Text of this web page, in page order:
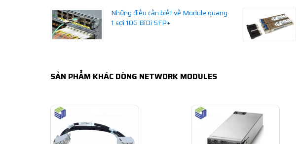
Những điều cần biết về Module quang
1 sợi 10G BiDi SFP+
SẢN PHẨM KHÁC DÒNG NETWORK MODULES